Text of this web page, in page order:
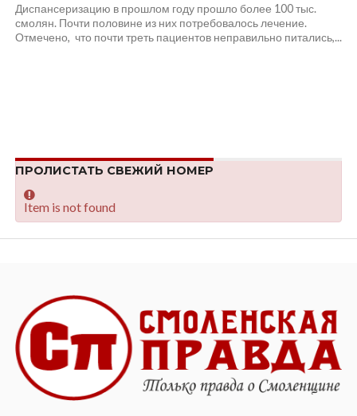
Диспансеризацию в прошлом году прошло более 100 тыс.
смолян. Почти половине из них потребовалось лечение.
Отмечено, что почти треть пациентов неправильно питались,...
ПРОЛИСТАТЬ СВЕЖИЙ НОМЕР
Item is not found